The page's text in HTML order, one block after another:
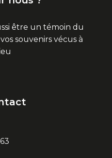
être un témoin du
souvenirs vécus à